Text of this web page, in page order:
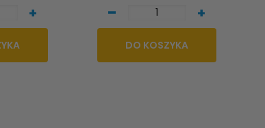
+ - +
DO KOSZYKA